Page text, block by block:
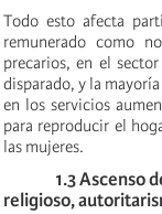
Todo esto afecta
remunerado como
precarios, en el
disparado, y la
en los servicios
para reproducir el
las mujeres.
1.3 Ascenso
religioso,